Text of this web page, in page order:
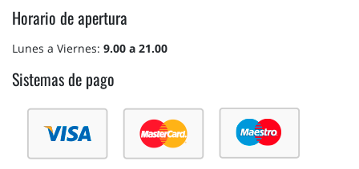
Horario de apertura
Lunes a Viernes: 9.00 a 21.00
Sistemas de pago